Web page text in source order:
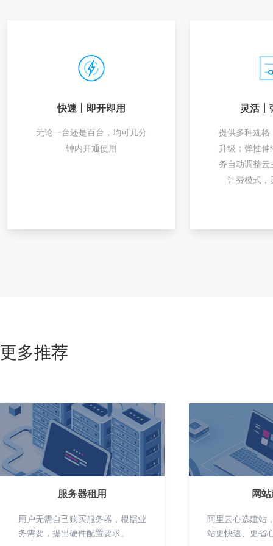
快速丨即开即用
无论一台还是百台，均可几分
钟内开通使用
灵活丨
提供多种规格
升级；弹性伸
务自动调整云
计费模式，
更多推荐
服务器租用
用户无需自己购买服务器，根据业
务需要，提出硬件配置要求。
网
阿里云心选建站
站更快速、更省